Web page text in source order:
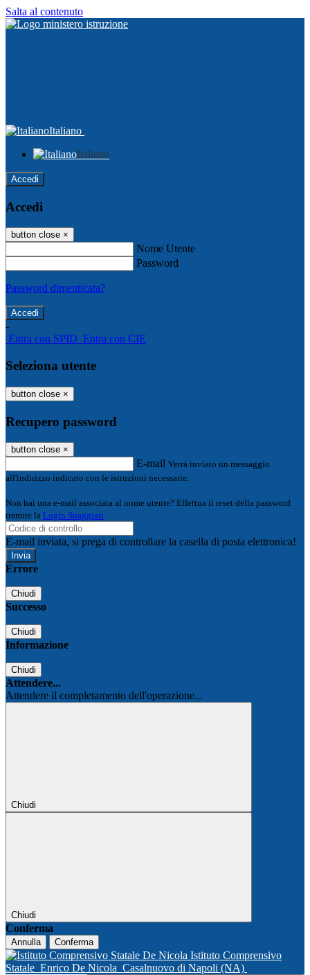
Salta al contenuto
Italiano
Italiano
Accedi
Accedi
button close ×
Nome Utente
Password
Password dimenticata?
-
Entra con SPID Entra con CIE
Seleziona utente
button close ×
Recupero password
button close ×
E-mail Verrà inviato un messaggio
all'indirizzo indicato con le istruzioni necessarie.
Non hai una e-mail associata al nome utente? Effettua il reset della password
tramite la Login Spaggiari
E-mail inviata, si prega di controllare la casella di posta elettronica!
Errore
Chiudi
Successo
Chiudi
Informazione
Chiudi
Attendere...
Attendere il completamento dell'operazione...
Chiudi
Chiudi
Conferma
Annulla Conferma
Istituto Comprensivo
Statale Enrico De Nicola Casalnuovo di Napoli (NA)